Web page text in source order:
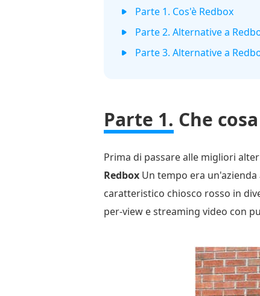
Parte 1. Cos'è Redbox
Parte 2. Alternative a
Parte 3. Alternative a
Parte 1. Che
Prima di passare alle migliori
Redbox Un tempo era
caratteristico chiosco rosso in
per-view e streaming video con